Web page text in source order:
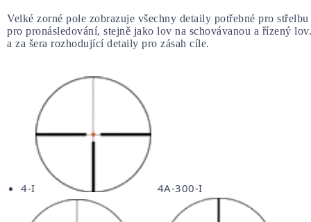
Velké zorné pole zobrazuje všechny detaily potřebné pro
pro pronásledování, stejně jako lov na schovávanou a řízený
a za šera rozhodující detaily pro zásah cíle.
4-I 4A-300-I